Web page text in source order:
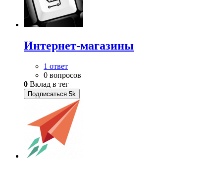
Интернет-магазины
1 ответ
0 вопросов
0 Вклад в тег
Подписаться 5k